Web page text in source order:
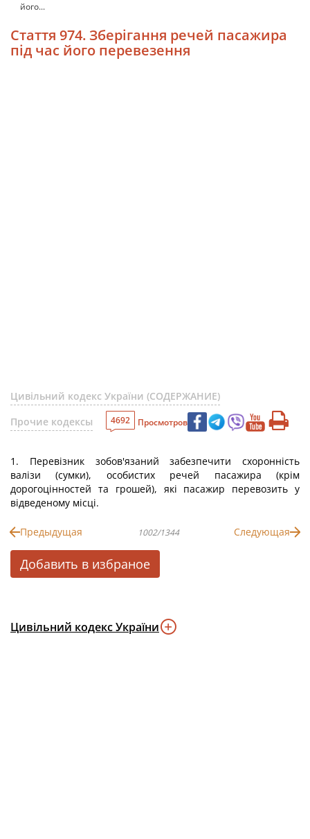
його...
Стаття 974. Зберігання речей пасажира
під час його перевезення
Цивільний кодекс України (СОДЕРЖАНИЕ)
Прочие кодексы
4692 Просмотров
1. Перевізник зобов'язаний забезпечити схоронність
валізи (сумки), особистих речей пасажира (крім
дорогоцінностей та грошей), які пасажир перевозить у
відведеному місці.
Предыдущая 1002/1344 Следующая
Добавить в избраное
Цивільний кодекс України